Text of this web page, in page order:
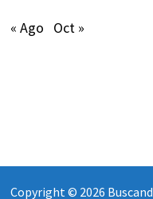
« Ago Oct »
Copyright © 2026